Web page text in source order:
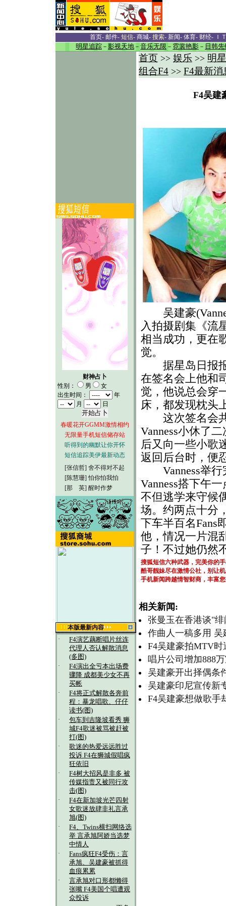
首页- 邮件- 短信- 商城- 搜索- 新闻- 体育- 财经- Ｉ
明星追踪 － 影视天地 － 音乐无限 － 霓裳艳影 － 日韩先
财神占卜
性别：
男
女
出生时间：
年
月
日
春暖花开GGMM激情相约
无限量手机短信储存站
听得到的幽默让你开怀
短信追踪美伊最新动态
[张信哲] 舍不得对不起
[陈慧珊] 怕你怕我怕
[那 英] 醒时作梦
本版最新内容
·
F4演艺藕断唱片丝连
代理人否认解散消息
(多图)
·
F4演出全亏本出场费
骤降 成都美少女不再
买帐
·
F4将正式解散各奔前
程：暴龙唱歌、仔仔
读书(图)
·
包车到吉隆坡看秀 狮
城F4歌迷被骂被赶被
打(图)
·
歌迷的热爱远远胜过
投诉 F4在狮城假唱疯
狂依旧
·
F4树大招风是非多 被
传媒指责又被同行攻
击(图)
·
F4在新加坡光芒四射
女歌迷放肆非礼言承
旭(图)
·
F4、Twins横扫网络选
举 言承旭阿娇当选梦
中情人
·
Fans疯狂F4受伤：言
承旭、吴建豪被抓得
血痕累累
·
言承旭对口形都懒得
张嘴 F4美国个唱遭观
众投诉
首页 >> 娱乐 >> 明
组合F4 >> F4最新消
F4吴建
吴建豪
入拍摄剧集《流
相当成功，更在
觉。
据星岛日报报
在签名会上他和
觉，他说总会穿
床，都发现枕头
这次签名会共
Vanness小休了
后又向一些小歌
返回后台时，便
Vanness举行
Vanness搭下午
不但逃学来守候
场。约两点十分
下车半百名Fans
他，情况一片混
子！不过她仍然
搜狐短信六种武器，完美你的
酷哥靓妹尽在激情公社，别让
手机新闻跨越情智财商，丰富
相关新闻:
张曼玉在香港谈"
作曲人一稿多用
F4吴建豪拍MTV时
唱片公司增加888
吴建豪开出择偶条
吴建豪印尼宣传新
F4吴建豪想做歌手